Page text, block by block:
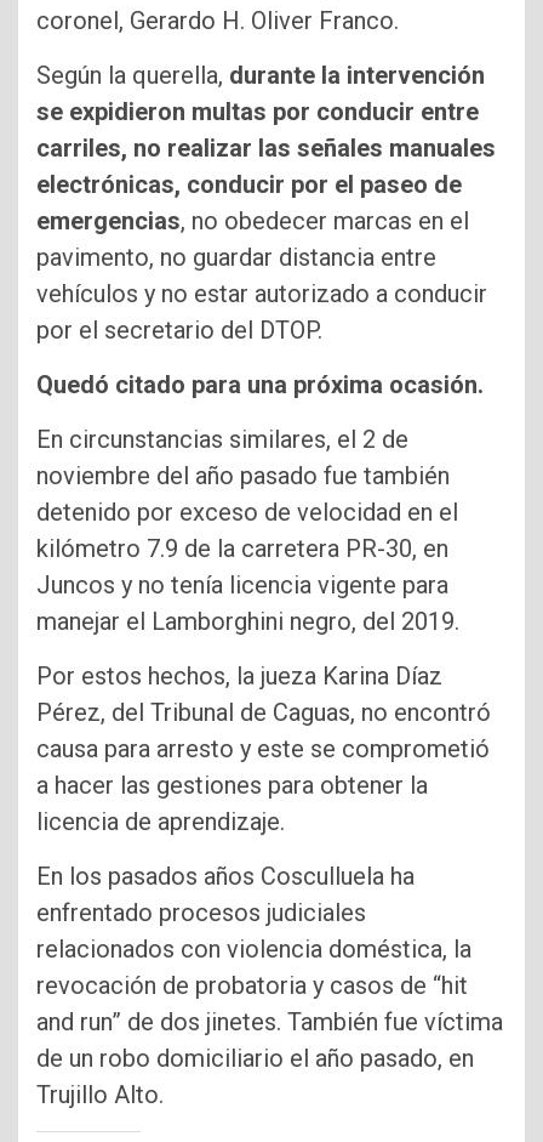
coronel, Gerardo H. Oliver Franco.
Según la querella, durante la intervención
se expidieron multas por conducir entre
carriles, no realizar las señales manuales
electrónicas, conducir por el paseo de
emergencias, no obedecer marcas en el
pavimento, no guardar distancia entre
vehículos y no estar autorizado a conducir
por el secretario del DTOP.
Quedó citado para una próxima ocasión.
En circunstancias similares, el 2 de
noviembre del año pasado fue también
detenido por exceso de velocidad en el
kilómetro 7.9 de la carretera PR-30, en
Juncos y no tenía licencia vigente para
manejar el Lamborghini negro, del 2019.
Por estos hechos, la jueza Karina Díaz
Pérez, del Tribunal de Caguas, no encontró
causa para arresto y este se comprometió
a hacer las gestiones para obtener la
licencia de aprendizaje.
En los pasados años Cosculluela ha
enfrentado procesos judiciales
relacionados con violencia doméstica, la
revocación de probatoria y casos de “hit
and run” de dos jinetes. También fue víctima
de un robo domiciliario el año pasado, en
Trujillo Alto.